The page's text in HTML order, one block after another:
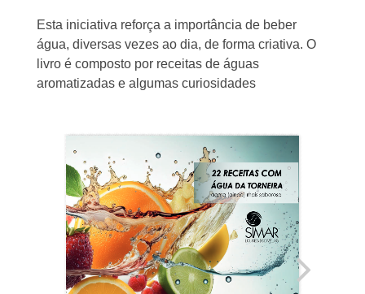
Esta iniciativa reforça a importância de beber
água, diversas vezes ao dia, de forma criativa. O
livro é composto por receitas de águas
aromatizadas e algumas curiosidades